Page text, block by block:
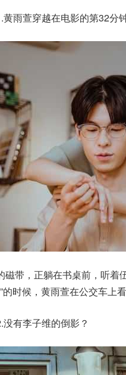
黄雨萱穿越在电影的第32分
带，正躺在书桌前，听
时候，黄雨萱在公交车上
没有李子维的倒影？